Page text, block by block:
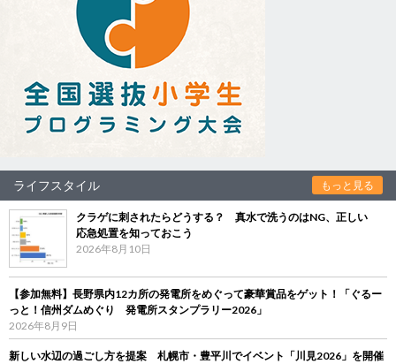
ライフスタイル もっと見る
クラゲに刺されたらどうする？ 真水で洗うのはNG、正しい
応急処置を知っておこう
2026年8月10日
【参加無料】長野県内12カ所の発電所をめぐって豪華賞品をゲット！「ぐるー
っと！信州ダムめぐり 発電所スタンプラリー2026」
2026年8月9日
新しい水辺の過ごし方を提案 札幌市・豊平川でイベント「川見2026」を開催